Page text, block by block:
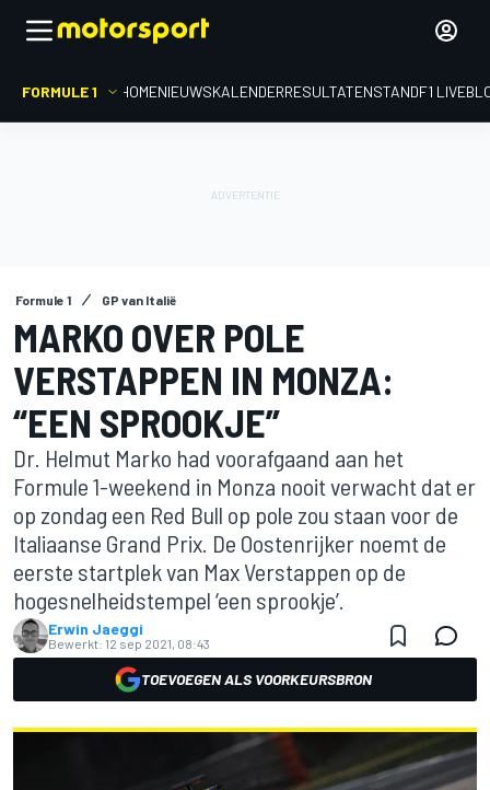
FORMULE 1 HOMENIEUWSKALENDERRESULTATENSTANDF1
Formule 1 GP van Italië
MARKO OVER POLE
VERSTAPPEN IN MONZA:
“EEN SPROOKJE”
Dr. Helmut Marko had voorafgaand aan het
Formule 1-weekend in Monza nooit verwacht dat er
op zondag een Red Bull op pole zou staan voor de
Italiaanse Grand Prix. De Oostenrijker noemt de
eerste startplek van Max Verstappen op de
hogesnelheidstempel ‘een sprookje’.
Erwin Jaeggi
Bewerkt: 12 sep 2021, 08:43
TOEVOEGEN ALS VOORKEURSBRON